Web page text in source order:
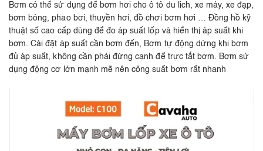
Bơm có thể sử dụng để bơm hơi cho ô tô du lịch, xe máy, xe đạp,
bơm bóng, phao bơi, thuyền hơi, đồ chơi bơm hơi … Đồng hồ kỹ
thuật số cao cấp dùng để đo áp suất lốp và hiển thị áp suất khi
bơm. Cài đặt áp suất cần bơm đến, Bơm tự động dừng khi bơm
đủ áp suất, không cần phải đứng cạnh để trực tắt bơm. Bơm sử
dụng động cơ lớn mạnh mẽ nên công suất bơm rất nhanh